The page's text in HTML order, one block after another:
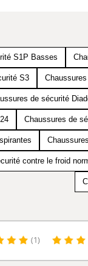
S1P Basses
S3
de sécurité
Chaussures de
contre le froid
(1)